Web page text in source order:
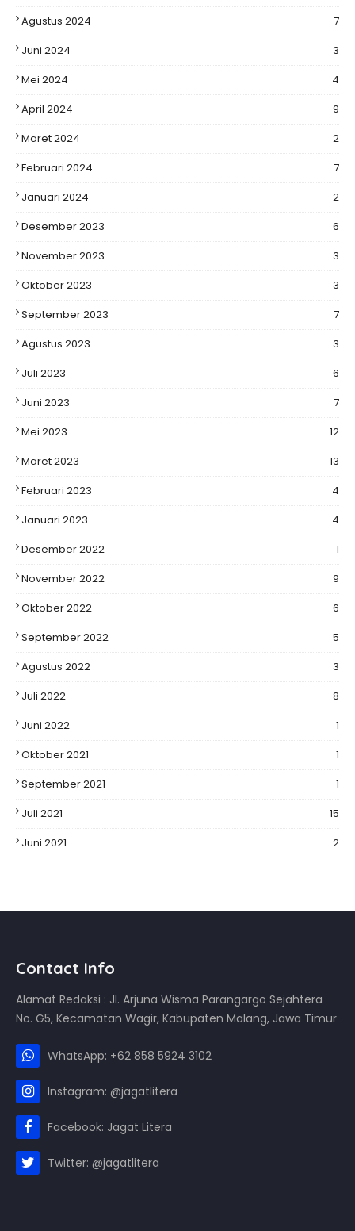
Agustus 2024
7
Juni 2024
3
Mei 2024
4
April 2024
9
Maret 2024
2
Februari 2024
7
Januari 2024
2
Desember 2023
6
November 2023
3
Oktober 2023
3
September 2023
7
Agustus 2023
3
Juli 2023
6
Juni 2023
7
Mei 2023
12
Maret 2023
13
Februari 2023
4
Januari 2023
4
Desember 2022
1
November 2022
9
Oktober 2022
6
September 2022
5
Agustus 2022
3
Juli 2022
8
Juni 2022
1
Oktober 2021
1
September 2021
1
Juli 2021
15
Juni 2021
2
Contact Info
Alamat Redaksi : Jl. Arjuna Wisma Parangargo Sejahtera
No. G5, Kecamatan Wagir, Kabupaten Malang, Jawa Timur
WhatsApp: +62 858 5924 3102
Instagram: @jagatlitera
Facebook: Jagat Litera
Twitter: @jagatlitera